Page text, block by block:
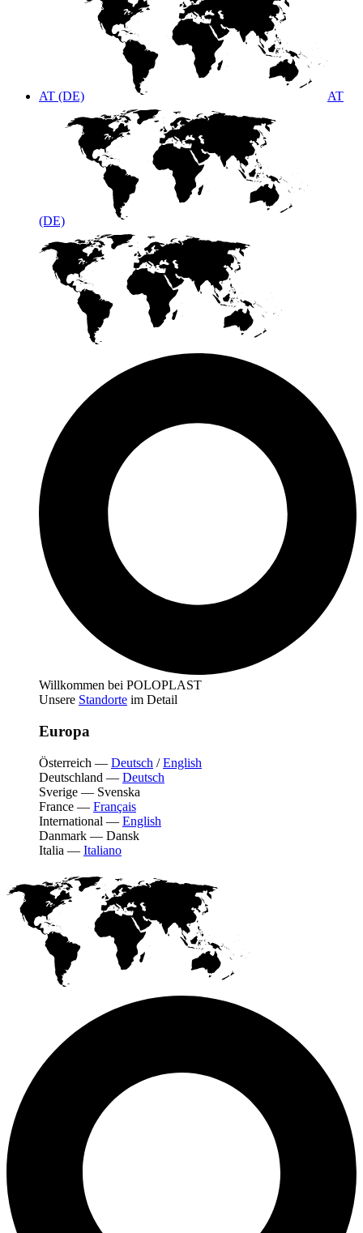
AT (DE) AT
(DE)
Willkommen bei POLOPLAST
Unsere Standorte im Detail
Europa
Österreich — Deutsch /English
Deutschland — Deutsch
Sverige — Svenska
France — Français
International — English
Danmark — Dansk
Italia — Italiano